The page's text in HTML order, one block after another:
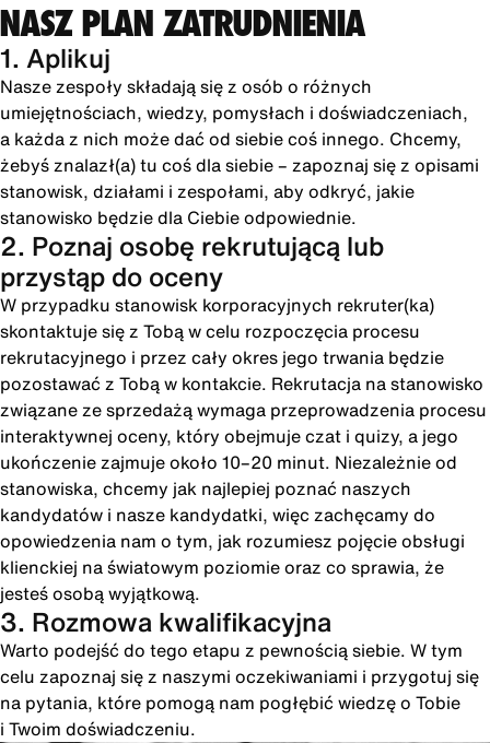
NASZ PLAN ZATRUDNIENIA
1. Aplikuj
Nasze zespoły składają się z osób o różnych
umiejętnościach, wiedzy, pomysłach i doświadczeniach,
a każda z nich może dać od siebie coś innego. Chcemy,
żebyś znalazł(a) tu coś dla siebie – zapoznaj się z opisami
stanowisk, działami i zespołami, aby odkryć, jakie
stanowisko będzie dla Ciebie odpowiednie.
2. Poznaj osobę rekrutującą lub
przystąp do oceny
W przypadku stanowisk korporacyjnych rekruter(ka)
skontaktuje się z Tobą w celu rozpoczęcia procesu
rekrutacyjnego i przez cały okres jego trwania będzie
pozostawać z Tobą w kontakcie. Rekrutacja na stanowisko
związane ze sprzedażą wymaga przeprowadzenia procesu
interaktywnej oceny, który obejmuje czat i quizy, a jego
ukończenie zajmuje około 10–20 minut. Niezależnie od
stanowiska, chcemy jak najlepiej poznać naszych
kandydatów i nasze kandydatki, więc zachęcamy do
opowiedzenia nam o tym, jak rozumiesz pojęcie obsługi
klienckiej na światowym poziomie oraz co sprawia, że
jesteś osobą wyjątkową.
3. Rozmowa kwalifikacyjna
Warto podejść do tego etapu z pewnością siebie. W tym
celu zapoznaj się z naszymi oczekiwaniami i przygotuj się
na pytania, które pomogą nam pogłębić wiedzę o Tobie
i Twoim doświadczeniu.